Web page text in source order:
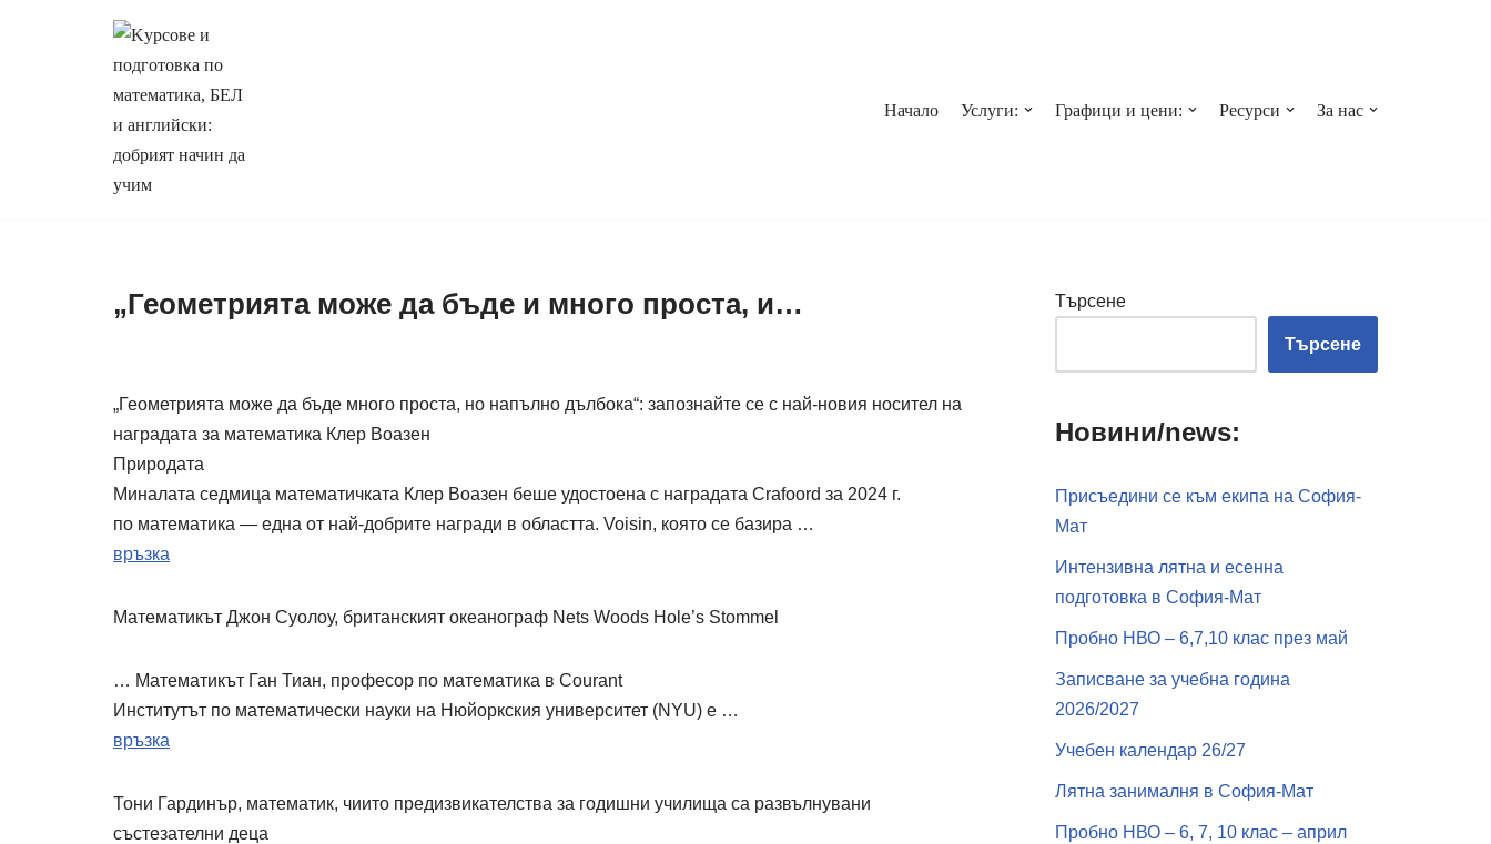
Продължете
съдържанието
Начало Услуги: Графици и цени: Ресурси За нас
„Геометрията може да бъде и много проста, и…
„Геометрията може да бъде много проста, но напълно дълбока“: запознайте се с най-новия носител на
наградата за математика Клер Воазен
Природата
Миналата седмица математичката Клер Воазен беше удостоена с наградата Crafoord за 2024 г.
по математика — една от най-добрите награди в областта. Voisin, която се базира …
връзка
Математикът Джон Суолоу, британският океанограф Nets Woods Hole’s Stommel
… Математикът Ган Тиан, професор по математика в Courant
Институтът по математически науки на Нюйоркския университет (NYU) е …
връзка
Тони Гардинър, математик, чиито предизвикателства за годишни училища са развълнувани
състезателни деца
Търсене
Търсене
Новини/news:
Присъедини се към екипа на София-
Мат
Интензивна лятна и есенна
подготовка в София-Мат
Пробно НВО – 6,7,10 клас през май
Записване за учебна година
2026/2027
Учебен календар 26/27
Лятна занималня в София-Мат
Пробно НВО – 6, 7, 10 клас – април